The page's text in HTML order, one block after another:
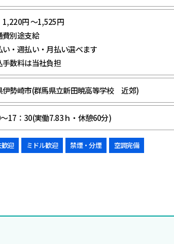
1,220円 ～1,525円
別途支給
・週払い・月払い選べます
数料は当社負担
伊勢崎市(群馬県立新田暁高等学校 近郊)
17：30(実働7.83ｈ・休憩60分)
迎 ミドル歓迎 禁煙・分煙 空調完備